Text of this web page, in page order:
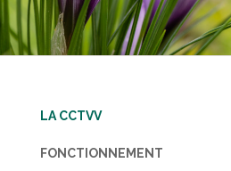
LA CCTVV
FONCTIONNEMENT